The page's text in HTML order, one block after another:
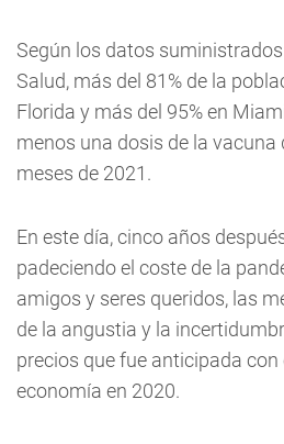
Según los datos
Salud, más del 81% de la
Florida y más del 95% en
menos una dosis de la
meses de 2021.
En este día, cinco años
padeciendo el coste de la
amigos y seres queridos, las
de la angustia y la
precios que fue anticipada con
economía en 2020.